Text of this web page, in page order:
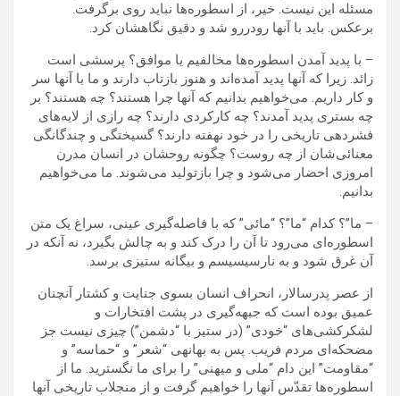
مسئله این نیست. خیر، از اسطوره‌ها نباید روی برگرفت.
برعکس. باید با آنها رودررو شد و دقیق نگاهشان کرد.
– با پدید آمدن اسطوره‌ها مخالفیم یا موافق؟ پرسشی است
زائد. زیرا که آنها پدید آمده‌اند و هنوز بازتاب دارند و ما با آنها سر
و کار داریم. می‌خواهیم بدانیم که آنها چرا هستند؟ چه هستند؟ بر
چه بستری پدید آمدند؟ چه کارکردی دارند؟ چه رازی از لایه‌های
فشرده‍ی تاریخی را در خود نهفته دارند؟ گسیختگی و چندگانگی
معنائی‌شان از چه روست؟ چگونه روحشان در انسان مدرن
امروزی احضار می‌شود و چرا بازتولید می‌شوند. ما می‌خواهیم
بدانیم.
– ما”؟ کدام “ما”؟ “مائی” که با فاصله‌گیری عینی، سراغ یک متن
اسطوره‌ای می‌رود تا آن را درک کند و به چالش بگیرد، نه آنکه در
آن غرق شود و به نارسیسیسم و بیگانه ستیزی برسد.
از عصر پدرسالار، انحراف انسان بسوی جنایت و کشتار آنچنان
عمیق بوده است که جبهه‌گیری در پشت افتخارات و
لشکرکشی‌های “خودی” (در ستیز با “دشمن”) چیزی نیست جز
مضحکه‌ای مردم فریب. پس به بهانه‍ی “شعر” و “حماسه” و
“مقاومت” این دام “ملی و میهنی” را برای ما نگسترید. ما از
اسطوره‌ها تقدّس آنها را خواهیم گرفت و از منجلاب تاریخی آنها